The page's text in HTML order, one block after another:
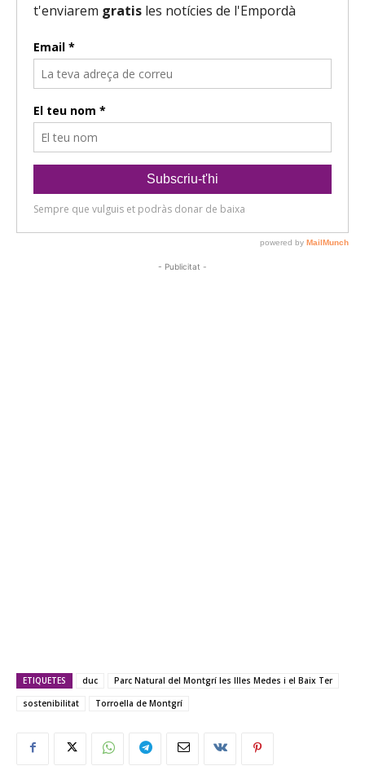
- Publicitat -
ETIQUETES duc
Parc Natural del Montgrí les Illes Medes i el Baix Ter
sostenibilitat
Torroella de Montgrí